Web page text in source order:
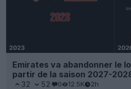
Emirates va abandonner le
partir de la saison 2027-
32 52 0 12.5K 2h